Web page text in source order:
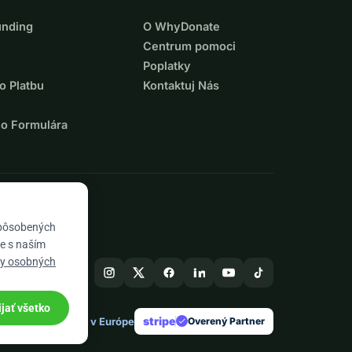
Platbu
Formulára
O WhyDonate
Centrum pomoci
Poplatky
Kontaktuj Nás
Vyrobené v Európe stripe check Overený Partner
s naším
osobných
všetko